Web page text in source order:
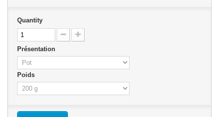
Quantity
Présentation
Poids